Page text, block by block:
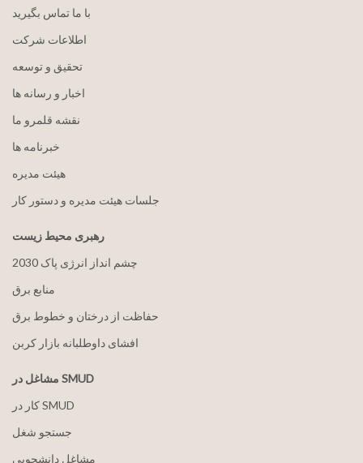
با ما تماس بگیرید
اطلاعات شرکت
تحقیق و توسعه
اخبار و رسانه ها
نقشه قلمرو ما
خبرنامه ها
هيئت مدیره
جلسات هیئت مدیره و دستور کار
رهبری محیط زیست
2030 چشم انداز انرژی پاک
منابع برق
حفاظت از درختان و خطوط برق
افشای داوطلبانه بازار کربن
مشاغل در SMUD
کار در SMUD
جستجو شغل
مشاغل دانشجویی